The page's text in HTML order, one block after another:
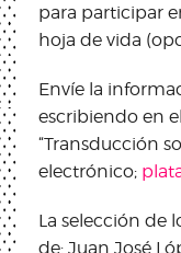
para participar
hoja de vida
Envíe la
escribiendo en
“Transducción
electrónico;
La selección de
de: Juan José